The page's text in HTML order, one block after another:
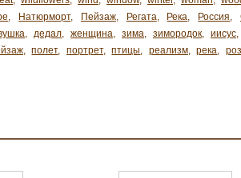
, Натюрморт, Пейзаж, Регата, Река, Россия,
, дедал, женщина, зима, зимородок, иисус,
, полет, портрет, птицы, реализм, река,